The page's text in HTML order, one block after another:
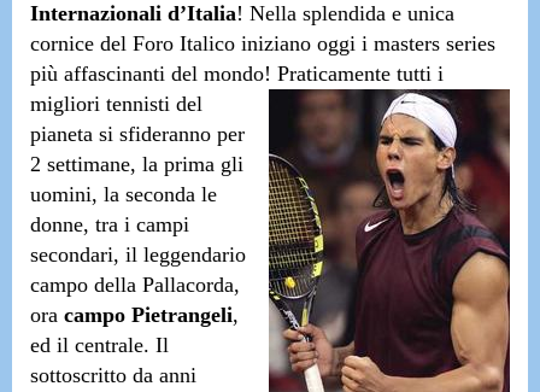
Internazionali d’Italia! Nella splendida e unica
cornice del Foro Italico iniziano oggi i masters series
più affascinanti del mondo! Praticamente tutti i
migliori tennisti del
pianeta si sfideranno per
2 settimane, la prima gli
uomini, la seconda le
donne, tra i campi
secondari, il leggendario
campo della Pallacorda,
ora campo Pietrangeli,
ed il centrale. Il
sottoscritto da anni